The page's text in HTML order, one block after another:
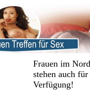
Frauen im
stehen auch
Verfügung!